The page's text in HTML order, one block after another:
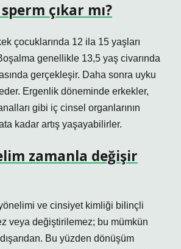
çıkar mı?
çocuklarında 12 ila 15 yaşları
genellikle 13,5 yaş civarında
gerçekleşir. Daha sonra uyku
Ergenlik döneminde erkekler,
gibi iç cinsel organlarının
kadar artış yaşayabilirler.
zamanla değişir
ve cinsiyet kimliği bilinçli
veya değiştirilemez; bu mümkün
Bu yüzden dönüşüm